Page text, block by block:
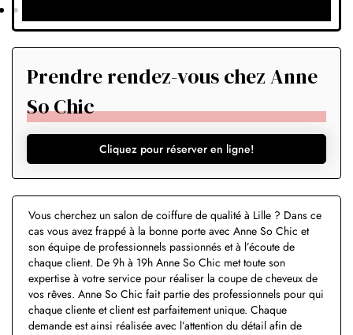
Prendre rendez-vous chez Anne
So Chic
Cliquez pour réserver en ligne!
Vous cherchez un salon de coiffure de qualité à Lille ? Dans ce
cas vous avez frappé à la bonne porte avec Anne So Chic et
son équipe de professionnels passionnés et à l’écoute de
chaque client. De 9h à 19h Anne So Chic met toute son
expertise à votre service pour réaliser la coupe de cheveux de
vos rêves. Anne So Chic fait partie des professionnels pour qui
chaque cliente et client est parfaitement unique. Chaque
demande est ainsi réalisée avec l’attention du détail afin de